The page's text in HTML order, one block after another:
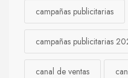
campañas publicitarias
campañas publicitarias
canal de ventas